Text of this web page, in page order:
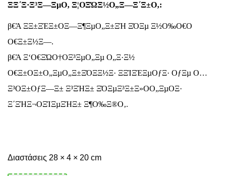
ΞΞ΄Ξ·Ξ³Ξ―ΞµΟ‚ Ξ¦ΟΞΏΞ½Ο„Ξ―Ξ΄Ξ±Ο‚:
β€Ά ΞΞ±ΞΈΞ±ΟΞ―Ξ¶ΞµΟ„Ξ±ΞΉ ΞΌΞµ Ξ½Ο‰Ο€Ο
Ο€Ξ±Ξ½Ξ―.
β€Ά Ξ‘Ο€ΞΏΟ†ΟΞ³ΞµΟ„Ξµ Ο„Ξ·Ξ½
Ο€Ξ±ΟΞ±Ο„ΞµΟ„Ξ±ΞΌΞ­Ξ½Ξ· Ξ­ΞΊΞΈΞµΟƒΞ· ΟƒΞµ Ο…
Ξ³ΟΞ±ΟƒΞ―Ξ± Ξ³ΞΉΞ± ΞΌΞµΞ³Ξ±Ξ»ΟΟ„ΞµΟΞ·
Ξ΄ΞΉΞ¬ΟΞΊΞµΞΉΞ± Ξ¶Ο‰Ξ®Ο‚.
Διαστάσεις 28 × 4 × 20 cm